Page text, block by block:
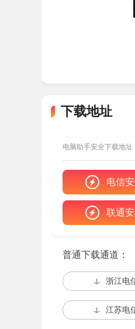
玩法。
自己的军队，并亲
汉化说明
专业术语库：
精准区分"燧
12国历史事件
海军指令保留
游戏性适配：
下载地址
电脑助手安全下载地
电信
联通
普通下载通道：
浙江电
江苏电